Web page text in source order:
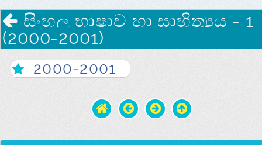
සිංහල භාෂාව හා සාහිත්‍යය - 1
(2000-2001)
2000-2001